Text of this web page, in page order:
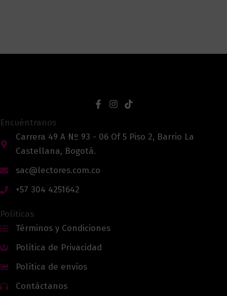
Encuéntranos
Carrera 49 A Nº 93 - 06 Of 5 Piso 2, Barrio La
Castellana, Bogotá.
sac@lectores.com.co
+57 304 4251642
Políticas
Términos y Condiciones
Política de Privacidad
Política de envíos
Contáctanos